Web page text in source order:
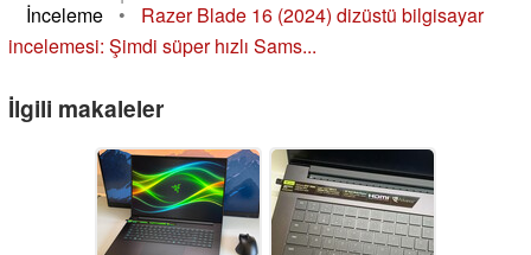
İnceleme
•
Razer Blade 16 (2024) dizüstü bilgisayar
incelemesi: Şimdi süper hızlı Sams...
İlgili makaleler